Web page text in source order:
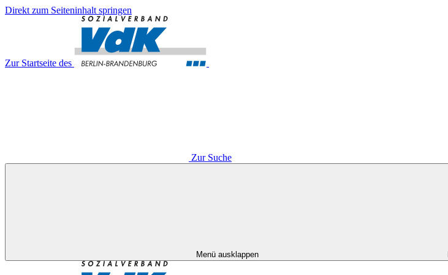
Direkt zum Seiteninhalt springen
Zur Startseite des
Zur Suche
Menü ausklappen